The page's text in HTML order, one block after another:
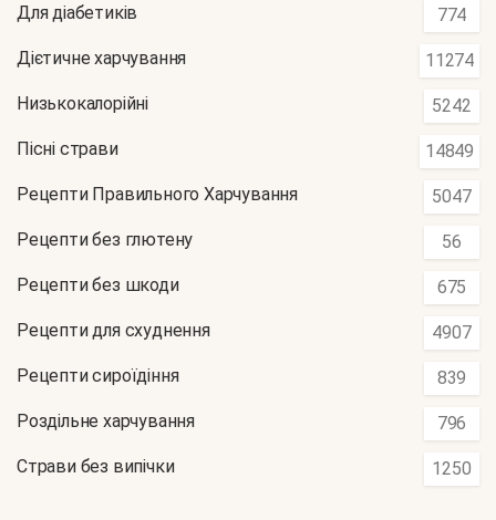
Для діабетиків 774
Дієтичне харчування 11274
Низькокалорійні 5242
Пісні страви 14849
Рецепти Правильного Харчування 5047
Рецепти без глютену 56
Рецепти без шкоди 675
Рецепти для схуднення 4907
Рецепти сироїдіння 839
Роздільне харчування 796
Страви без випічки 1250